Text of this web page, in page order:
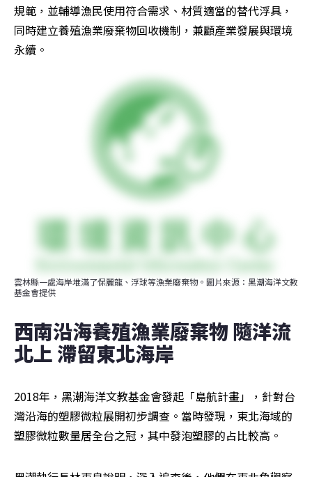
規範，並輔導漁民使用符合需求、材質適當的替代浮具，
同時建立養殖漁業廢棄物回收機制，兼顧產業發展與環境
永續。
雲林縣一處海岸堆滿了保麗龍、浮球等漁業廢棄物。圖片來源：黑潮海洋文教
基金會提供
西南沿海養殖漁業廢棄物 隨洋流
北上 滯留東北海岸
2018年，黑潮海洋文教基金會發起「島航計畫」，針對台
灣沿海的塑膠微粒展開初步調查。當時發現，東北海域的
塑膠微粒數量居全台之冠，其中發泡塑膠的占比較高。